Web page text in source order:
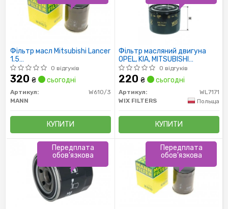
Фільтр масл Mitsubishi Lancer
1.5
MD135737/MD360935/MZ690070
MANN
0 відгуків
320 ₴ сьогодні
Артикул:
W610/3
MANN
КУПИТИ
Фільтр масляний двигуна
OPEL, KIA, MITSUBISHI
WL7171/OP617 (пр-во WIX-
Filtron)
0 відгуків
220 ₴ сьогодні
Артикул:
WL7171
WIX FILTERS
Польща
КУПИТИ
Передплата
обов'язкова
Передплата
обов'язкова